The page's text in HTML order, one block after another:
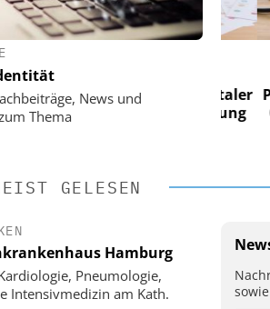
News und
Thema
Digitalisierung im
Von digitaler
zur KI-fähigen Steuerung
GELESEN
Hamburg
Pneumologie,
Intensivmedizin am Kath.